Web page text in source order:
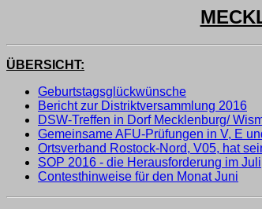
ÜBERSICHT:
Geburtstagsglückwünsche
Bericht zur Distriktversammlung 2016
DSW-Treffen in Dorf Mecklenburg/
Gemeinsame AFU-Prüfungen in V, E
Ortsverband Rostock-Nord, V05, hat
SOP 2016 - die Herausforderung im Juli
Contesthinweise für den Monat Juni